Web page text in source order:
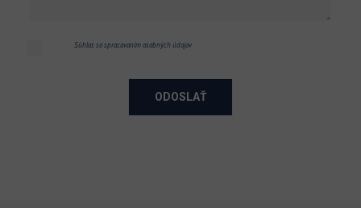
Súhlas so spracovaním osobných údajov
ODOSLAŤ